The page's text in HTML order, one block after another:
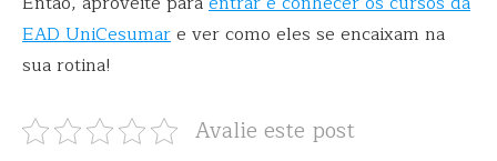
EAD UniCesumare ver como eles se encaixam na
sua rotina!
Avalie este post